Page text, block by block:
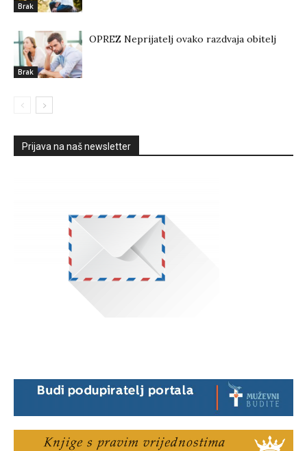
Brak
Brak
OPREZ Neprijatelj ovako razdvaja obitelj
Prijava na naš newsletter